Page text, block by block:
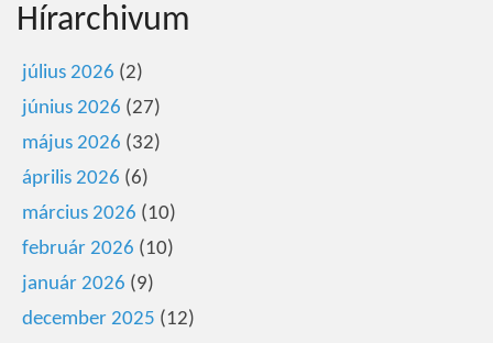
Hírarchivum
július 2026 (2)
június 2026 (27)
május 2026 (32)
április 2026 (6)
március 2026 (10)
február 2026 (10)
január 2026 (9)
december 2025 (12)